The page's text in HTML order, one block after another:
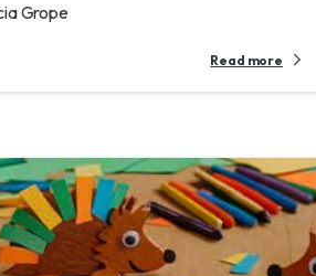
Grope
Read more